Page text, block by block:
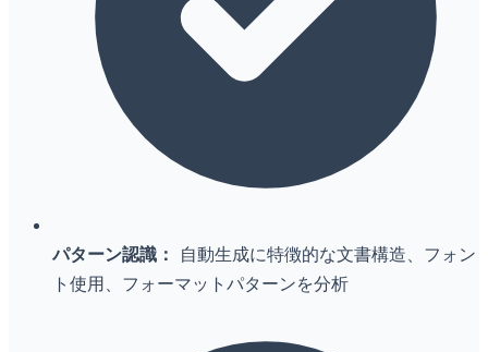
パターン認識：
自動生成に特徴的な文書構造、フォン
ト使用、フォーマットパターンを分析